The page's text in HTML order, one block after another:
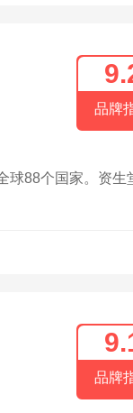
品牌
球88个国家。资生
品牌